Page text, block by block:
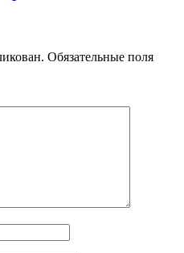
Обязательные поля